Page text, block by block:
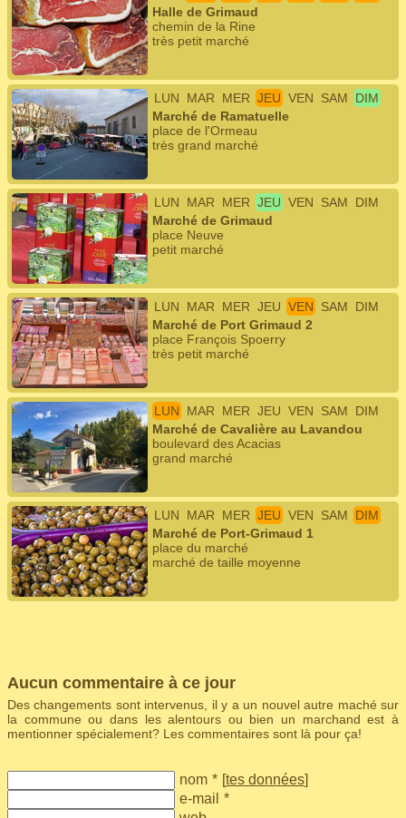
Halle de Grimaud
chemin de la Rine
très petit marché
LUN MAR MER JEU VEN SAM
DIM
Marché de Ramatuelle
place de l'Ormeau
très grand marché
LUN MAR MER JEU VEN SAM
DIM
Marché de Grimaud
place Neuve
petit marché
LUN MAR MER JEU VEN SAM
DIM
Marché de Port Grimaud 2
place François Spoerry
très petit marché
LUN MAR MER JEU VEN SAM
DIM
Marché de Cavalière au Lavandou
boulevard des Acacias
grand marché
LUN MAR MER JEU VEN SAM
DIM
Marché de Port-Grimaud 1
place du marché
marché de taille moyenne
Aucun commentaire à ce jour
Des changements sont intervenus, il y a un nouvel autre maché sur
la commune ou dans les alentours ou bien un marchand est à
mentionner spécialement? Les commentaires sont là pour ça!
nom * [tes données]
e-mail *